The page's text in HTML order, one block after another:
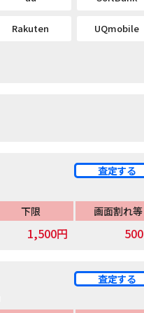
Rakuten UQmobile
査定する
下限
1,500円
画面割れ等
査定する